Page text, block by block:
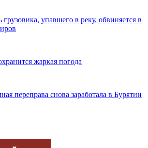
упавшего в реку, обвиняется в
жаркая погода
переправа снова заработала в Бурятии